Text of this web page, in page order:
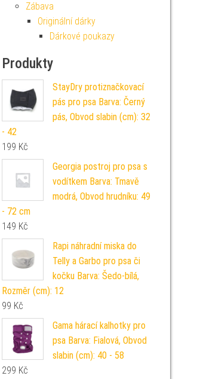
Zábava
Originální dárky
Dárkové poukazy
Produkty
StayDry protiznačkovací
pás pro psa Barva: Černý
pás, Obvod slabin (cm): 32
- 42
199 Kč
Georgia postroj pro psa s
vodítkem Barva: Tmavě
modrá, Obvod hrudníku: 49
- 72 cm
149 Kč
Rapi náhradní miska do
Telly a Garbo pro psa či
kočku Barva: Šedo-bílá,
Rozměr (cm): 12
99 Kč
Gama hárací kalhotky pro
psa Barva: Fialová, Obvod
slabin (cm): 40 - 58
299 Kč